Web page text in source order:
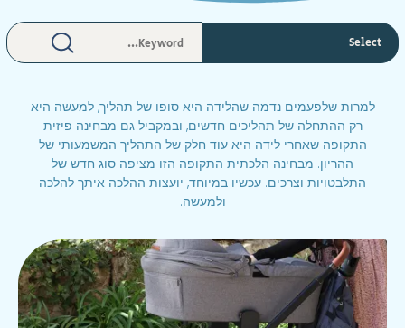
למרות שלפעמים נדמה שהלידה היא סופו של תהליך, למעשה היא
רק ההתחלה של תהליכים חדשים, ובמקביל גם מבחינה פיזית
התקופה שאחרי לידה היא עוד חלק של התהליך המשמעותי של
ההריון. מבחינה הלכתית התקופה הזו מציפה סוג חדש של
התלבטויות וצרכים. עכשיו במיוחד, יועצות ההלכה איתך להלכה
ולמעשה.